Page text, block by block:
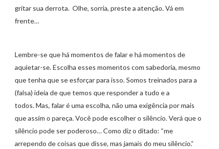
gritar sua derrota. Olhe, sorria, preste a atenção. Vá em
frente…
Lembre-se que há momentos de falar e há momentos de
aquietar-se. Escolha esses momentos com sabedoria, mesmo
que tenha que se esforçar para isso. Somos treinados para a
(falsa) ideia de que temos que responder a tudo e a
todos. Mas, falar é uma escolha, não uma exigência por mais
que assim o pareça. Você pode escolher o silêncio. Verá que o
silêncio pode ser poderoso… Como diz o ditado: “me
arrependo de coisas que disse, mas jamais do meu silêncio.”